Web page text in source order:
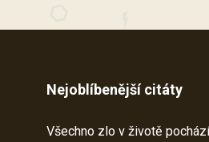
Nejoblíbenější citáty
Všechno zlo v životě